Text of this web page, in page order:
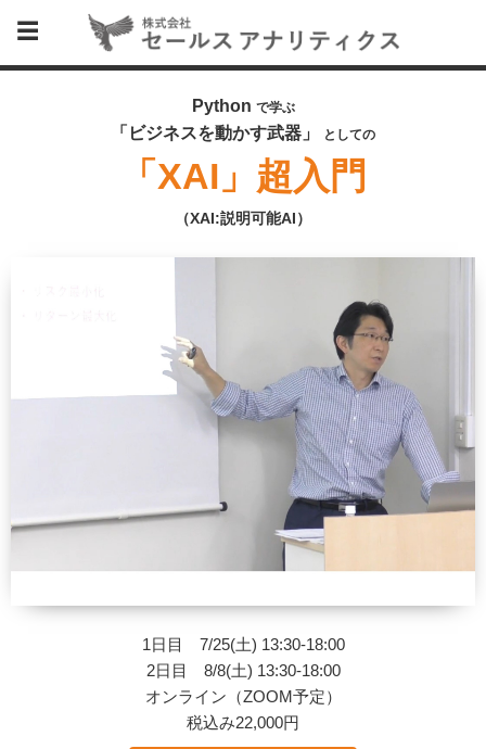
Python で学ぶ
「ビジネスを動かす武器」 としての
「XAI」超入門
（XAI:説明可能AI）
1日目 7/25(土) 13:30-18:00
2日目 8/8(土) 13:30-18:00
オンライン（ZOOM予定）
税込み22,000円